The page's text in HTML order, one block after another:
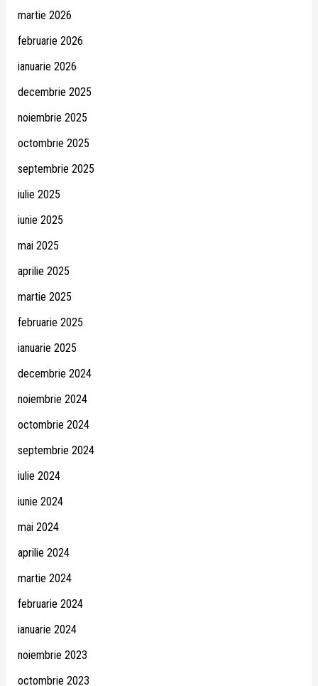
martie 2026
februarie 2026
ianuarie 2026
decembrie 2025
noiembrie 2025
octombrie 2025
septembrie 2025
iulie 2025
iunie 2025
mai 2025
aprilie 2025
martie 2025
februarie 2025
ianuarie 2025
decembrie 2024
noiembrie 2024
octombrie 2024
septembrie 2024
iulie 2024
iunie 2024
mai 2024
aprilie 2024
martie 2024
februarie 2024
ianuarie 2024
noiembrie 2023
octombrie 2023